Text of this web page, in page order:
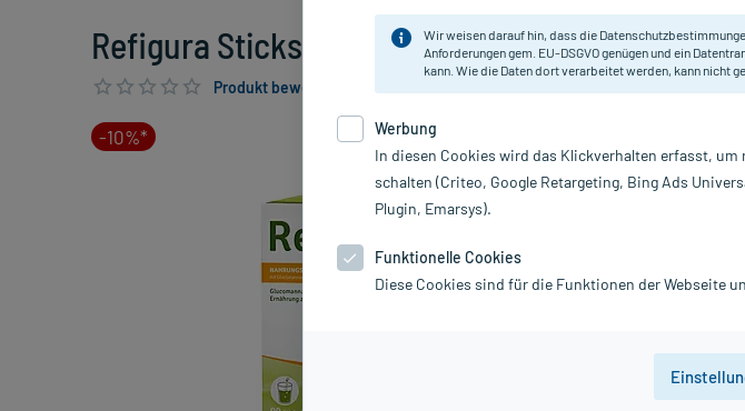
Refigura Sticks, 90 St
Produkt bewerten & PlusHerzen sichern
-10%*
Wir weisen darauf hin, dass die
Anforderungen gem. EU-DSGVO genügen und ein
kann. Wie die Daten dort verarbeitet werden, kann nicht
Werbung
In diesen Cookies wird das Klickverhalten erfasst,
schalten (Criteo, Google Retargeting, Bing Ads
Plugin, Emarsys).
Funktionelle Cookies
Diese Cookies sind für die Funktionen der Webseite